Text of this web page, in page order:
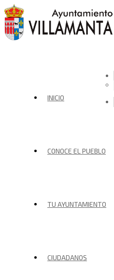
INICIO
CONOCE EL PUEBLO
TU AYUNTAMIENTO
CIUDADANOS